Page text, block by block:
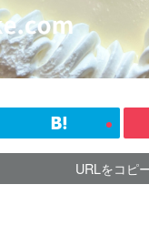
URLをコピ